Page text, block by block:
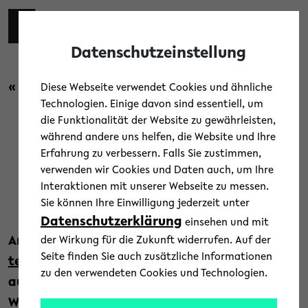
Skip to main content
« Zurück zur Übersicht
Denkanstöße live: teutolab-
sozialwissenschaften startet
6. Januar 2026
An der Universität Bielefeld entsteht mit dem
teutolab-sozialwissenschaften ein neuer
außerschulischer Lernort: Er verbindet Politik,
Wirtschaft und Soziologie und lädt
Datenschutzeinstellung
Diese Webseite verwendet Cookies und ähnliche
Technologien. Einige davon sind essentiell, um
die Funktionalität der Website zu gewährleisten,
während andere uns helfen, die Website und Ihre
Erfahrung zu verbessern. Falls Sie zustimmen,
verwenden wir Cookies und Daten auch, um Ihre
Interaktionen mit unserer Webseite zu messen.
Sie können Ihre Einwilligung jederzeit unter
Datenschutzerklärung einsehen und mit
der Wirkung für die Zukunft widerrufen. Auf der
Seite finden Sie auch zusätzliche Informationen
zu den verwendeten Cookies und Technologien.